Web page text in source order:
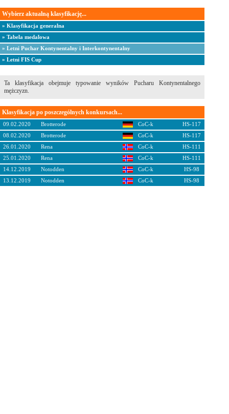
Wybierz aktualną klasyfikację...
» Klasyfikacja generalna
» Tabela medalowa
» Letni Puchar Kontynentalny i Interkontynentalny
» Letni FIS Cup
Ta klasyfikacja obejmuje typowanie wyników Pucharu Kontynentalnego
mężczyzn.
Klasyfikacja po poszczególnych konkursach...
09.02.2020 Brotterode CoC-k
HS-117
08.02.2020
Brotterode CoC-k
HS-117
26.01.2020
Rena CoC-k
HS-111
25.01.2020
Rena CoC-k
HS-111
14.12.2019
Notodden CoC-k
HS-98
13.12.2019
Notodden CoC-k HS-98